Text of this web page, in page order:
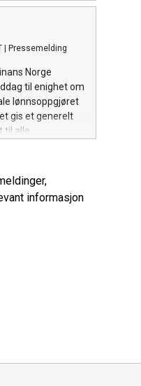
sier Mathisen.
Pressemelding
Norge
til enighet om
lønnsoppgjøret
gis et generelt
til alle.
informasjon